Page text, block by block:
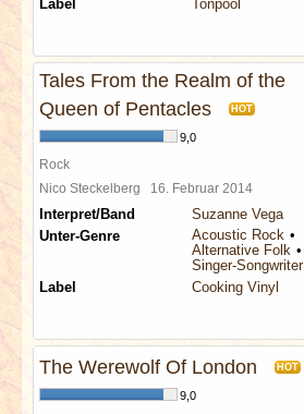
Label
Tonpool
Tales From the Realm of the
Queen of Pentacles
HOT
9,0
Rock
Nico Steckelberg 16. Februar 2014
Interpret/Band
Suzanne Vega
Unter-Genre
Acoustic Rock
Alternative Folk
Singer-Songwriter
Label
Cooking Vinyl
The Werewolf Of London HOT
9,0